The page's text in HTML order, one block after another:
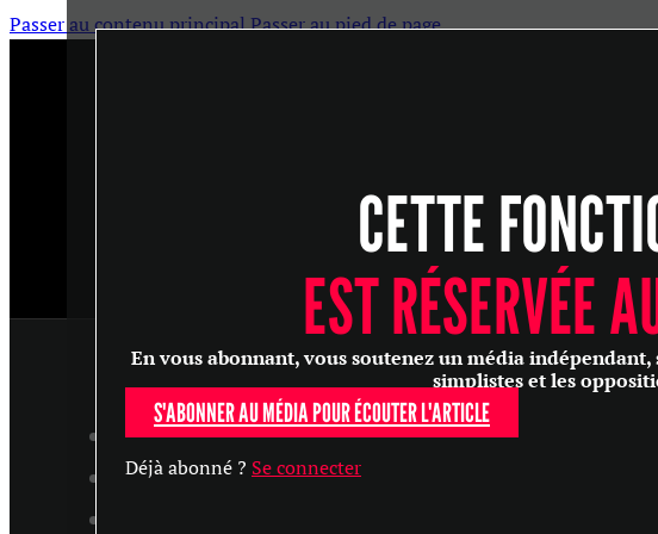
Passer au contenu principalPasser au pied de page
ARTICLES
MASTERCLASS
CETTE
EST RÉSERVÉE
En vous abonnant, vous soutenez un média
simplistes et les
S'ABONNER AU MÉDIA POUR ÉCOUTER L'ARTICLE
Déjà abonné ? Se connecter